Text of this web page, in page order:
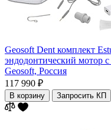
Geosoft Dent комплект
эндодонтический мотор
Geosoft, Россия
117 990 ₽
В корзину Запросить КП